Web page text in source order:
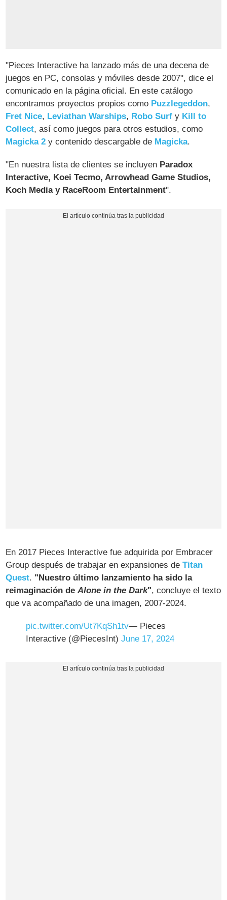
"Pieces Interactive ha lanzado más de una decena de
juegos en PC, consolas y móviles desde 2007", dice el
comunicado en la página oficial. En este catálogo
encontramos proyectos propios como Puzzlegeddon,
Fret Nice, Leviathan Warships, Robo Surf y Kill to
Collect, así como juegos para otros estudios, como
Magicka 2 y contenido descargable de Magicka.
"En nuestra lista de clientes se incluyen Paradox
Interactive, Koei Tecmo, Arrowhead Game Studios,
Koch Media y RaceRoom Entertainment".
En 2017 Pieces Interactive fue adquirida por Embracer
Group después de trabajar en expansiones deTitan
Quest. "Nuestro último lanzamiento ha sido la
reimaginación deAlone in the Dark", concluye el texto
que va acompañado de una imagen, 2007-2024.
pic.twitter.com/Ut7KqSh1tv— Pieces
Interactive (@PiecesInt)June 17, 2024